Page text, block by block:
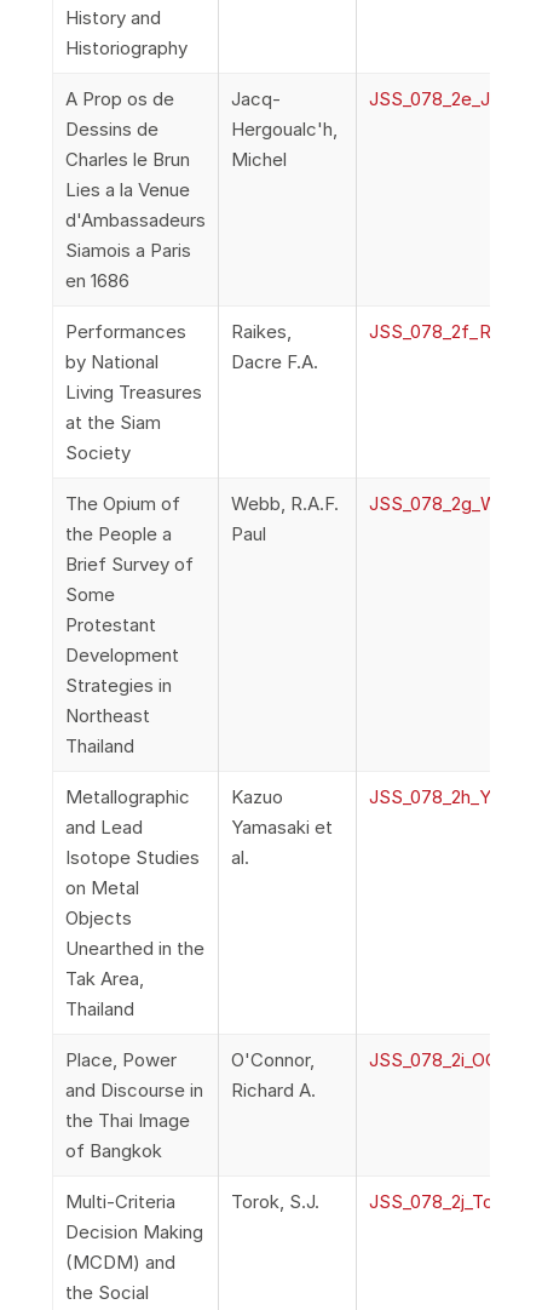
History and
Historiography
A Prop os de
Dessins de
Charles le Brun
Lies a la Venue
d'Ambassadeurs
Siamois a Paris
en 1686
Jacq-
Hergoualc'h,
Michel
Performances
by National
Living Treasures
at the Siam
Society
Raikes,
Dacre F.A.
The Opium of
the People a
Brief Survey of
Some
Protestant
Development
Strategies in
Northeast
Thailand
Webb, R.A.F.
Paul
Metallographic
and Lead
Isotope Studies
on Metal
Objects
Unearthed in the
Tak Area,
Thailand
Kazuo
Yamasaki et
al.
Place, Power
and Discourse in
the Thai Image
of Bangkok
O'Connor,
Richard A.
Multi-Criteria
Decision Making
(MCDM) and
the Social
Torok, S.J.